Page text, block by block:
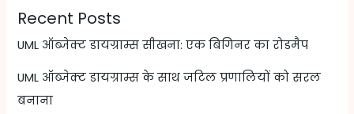
Recent Posts
UML ऑब्जेक्ट डायग्राम्स सीखना: एक बिगिनर का रोडमैप
UML ऑब्जेक्ट डायग्राम्स के साथ जटिल प्रणालियों को सरल
बनाना